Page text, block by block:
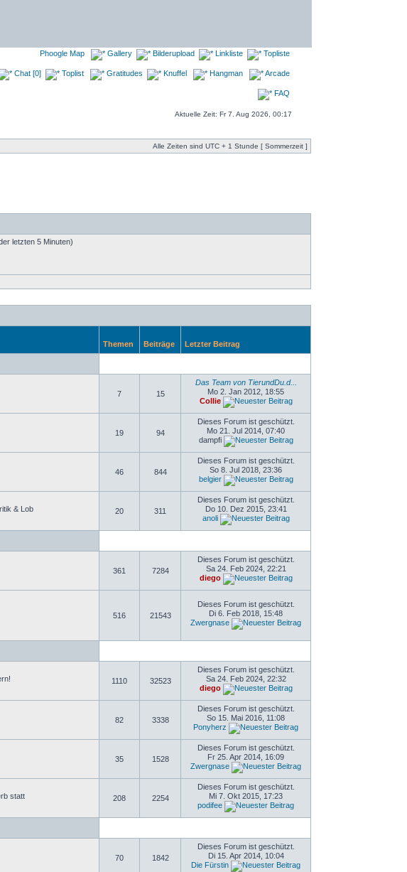
Phoogle Map Gallery Bilderupload Linkliste Topliste
Chat [0] Toplist Gratitudes Knuffel Hangman Arcade
FAQ
Aktuelle Zeit: Fr 7. Aug 2026, 00:17
Alle Zeiten sind UTC + 1 Stunde [ Sommerzeit ]
letzten 5 Minuten)
Themen Beiträge Letzter Beitrag
7 15
Das Team von TierundDu.d...
Mo 2. Jan 2012, 18:55
Collie
19 94
Dieses Forum ist geschützt.
Mo 21. Jul 2014, 07:40
dampfi
46 844
Dieses Forum ist geschützt.
So 8. Jul 2018, 23:36
belgier
& Lob
20 311
Dieses Forum ist geschützt.
Do 10. Dez 2015, 23:41
anoli
361 7284
Dieses Forum ist geschützt.
Sa 24. Feb 2024, 22:21
diego
516 21543
Dieses Forum ist geschützt.
Di 6. Feb 2018, 15:48
Zwergnase
1110 32523
Dieses Forum ist geschützt.
Sa 24. Feb 2024, 22:32
diego
82 3338
Dieses Forum ist geschützt.
So 15. Mai 2016, 11:08
Ponyherz
35 1528
Dieses Forum ist geschützt.
Fr 25. Apr 2014, 16:09
Zwergnase
statt
208 2254
Dieses Forum ist geschützt.
Mi 7. Okt 2015, 17:23
podifee
70 1842
Dieses Forum ist geschützt.
Di 15. Apr 2014, 10:04
Die Fürstin